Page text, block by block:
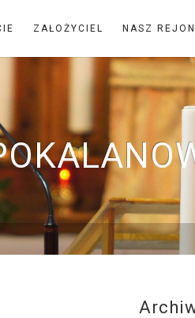
ZAŁOŻYCIEL NASZ REJON